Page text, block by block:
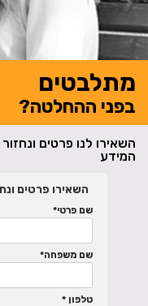
מתלבטים
בפני ההחלטה?
השאירו לנו פרטים
המידע
השאירו פרטים
שם פרטי*
שם משפחה*
טלפון *